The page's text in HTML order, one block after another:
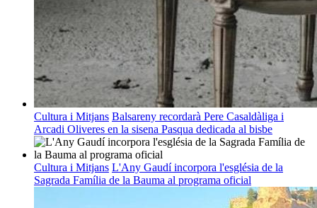
Cultura i Mitjans Balsareny recordarà Pere Casaldàliga i
Arcadi Oliveres en la sisena Pasqua dedicada al bisbe
Cultura i Mitjans L'Any Gaudí incorpora l'església de la
Sagrada Família de la Bauma al programa oficial